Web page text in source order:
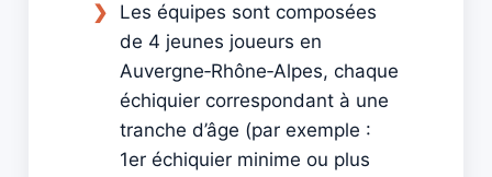
Les équipes sont composées
de 4 jeunes joueurs en
Auvergne‑Rhône‑Alpes, chaque
échiquier correspondant à une
tranche d’âge (par exemple :
1er échiquier minime ou plus